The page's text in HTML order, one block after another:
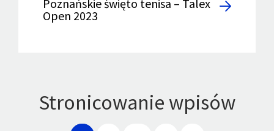
Poznańskie święto tenisa – Talex
Open 2023
Stronicowanie wpisów